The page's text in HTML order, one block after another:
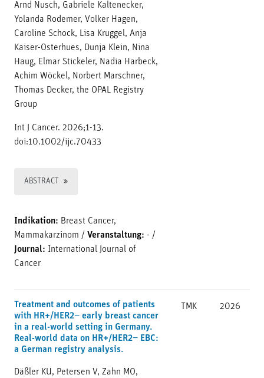
Arnd Nusch, Gabriele Kaltenecker,
Yolanda Rodemer, Volker Hagen,
Caroline Schock, Lisa Kruggel, Anja
Kaiser-Osterhues, Dunja Klein, Nina
Haug, Elmar Stickeler, Nadia Harbeck,
Achim Wöckel, Norbert Marschner,
Thomas Decker, the OPAL Registry
Group
Int J Cancer. 2026;1-13.
doi:10.1002/ijc.70433
ABSTRACT
Indikation: Breast Cancer,
Mammakarzinom / Veranstaltung: - /
Journal: International Journal of
Cancer
Treatment and outcomes of patients
with HR+/HER2− early breast cancer
in a real-world setting in Germany.
Real-world data on HR+/HER2− EBC:
a German registry analysis.
Däßler KU, Petersen V, Zahn MO,
TMK 2026